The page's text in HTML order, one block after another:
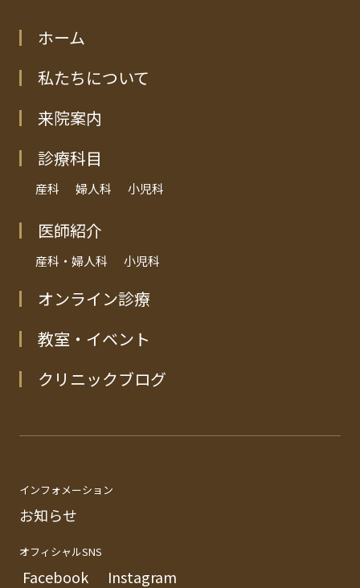
ホーム
私たちについて
来院案内
診療科目
産科 婦人科 小児科
医師紹介
産科・婦人科 小児科
オンライン診療
教室・イベント
クリニックブログ
インフォメーション
お知らせ
オフィシャルSNS
Facebook Instagram